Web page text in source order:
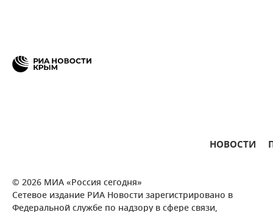
НОВОСТИ
© 2026 МИА «Россия сегодня»
Сетевое издание РИА Новости зарегистрировано в
Федеральной службе по надзору в сфере связи,